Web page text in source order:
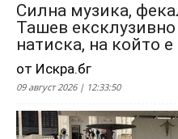
Силна музика,
Ташев
натиска, на който
от Искра.бг
09 август 2026 | 12:33:50